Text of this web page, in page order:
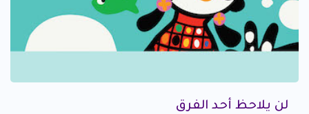
لن يلاحظ أحد الفرق